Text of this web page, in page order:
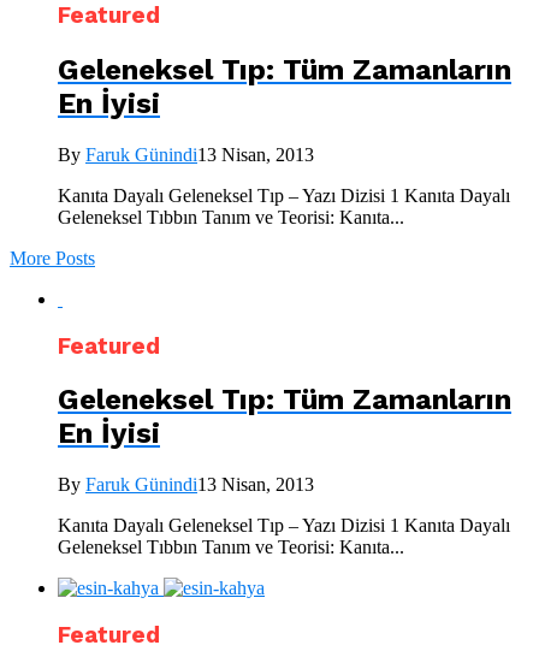
Featured
Geleneksel Tıp: Tüm Zamanların
En İyisi
By Faruk Günindi13 Nisan, 2013
Kanıta Dayalı Geleneksel Tıp – Yazı Dizisi 1 Kanıta Dayalı
Geleneksel Tıbbın Tanım ve Teorisi: Kanıta...
More Posts
Featured
Geleneksel Tıp: Tüm Zamanların
En İyisi
By Faruk Günindi13 Nisan, 2013
Kanıta Dayalı Geleneksel Tıp – Yazı Dizisi 1 Kanıta Dayalı
Geleneksel Tıbbın Tanım ve Teorisi: Kanıta...
Featured